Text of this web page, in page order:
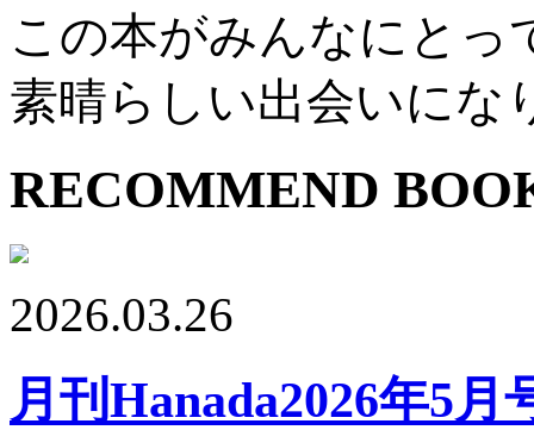
この本がみんなにとっ
素晴らしい出会いにな
RECOMMEND
2026.03.26
月刊Hanada2026年5月